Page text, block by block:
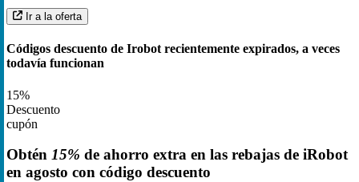
Ir a la oferta
Códigos descuento de Irobot recientemente expirados, a veces
todavía funcionan
15%
Descuento
cupón
Obtén 15% de ahorro extra en las rebajas de iRobot
en agosto con código descuento